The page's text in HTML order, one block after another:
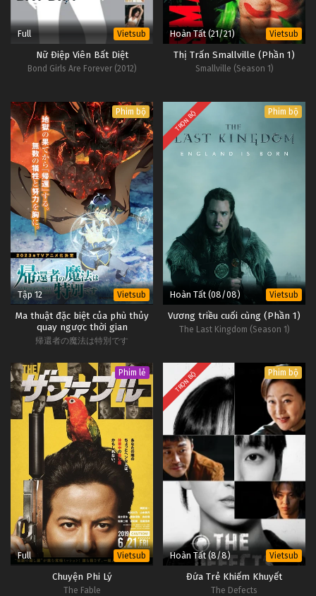
Full Vietsub
Nữ Điệp Viên Bất Diệt
Bond Girls Are Forever (2012)
Hoàn Tất (21/21) Vietsub
Thị Trấn Smallville (Phần 1)
Smallville (Season 1)
Phim bộ
Tập 12 Vietsub
Ma thuật đặc biệt của phù thủy
quay ngược thời gian
帰還者の魔法は特別です
TRỌN BỘ Phim bộ
Hoàn Tất (08/08) Vietsub
Vương triều cuối cùng (Phần 1)
The Last Kingdom (Season 1)
Phim lẻ
Full Vietsub
Chuyện Phi Lý
The Fable
TRỌN BỘ Phim bộ
Hoàn Tất (8/8) Vietsub
Đứa Trẻ Khiếm Khuyết
The Defects